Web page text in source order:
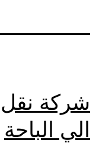
شركة
الي الباحة